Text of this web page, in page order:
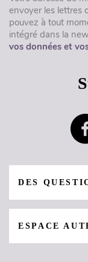
envoyer les lettres
pouvez à tout
intégré dans la
vos données et
DES
ESPACE